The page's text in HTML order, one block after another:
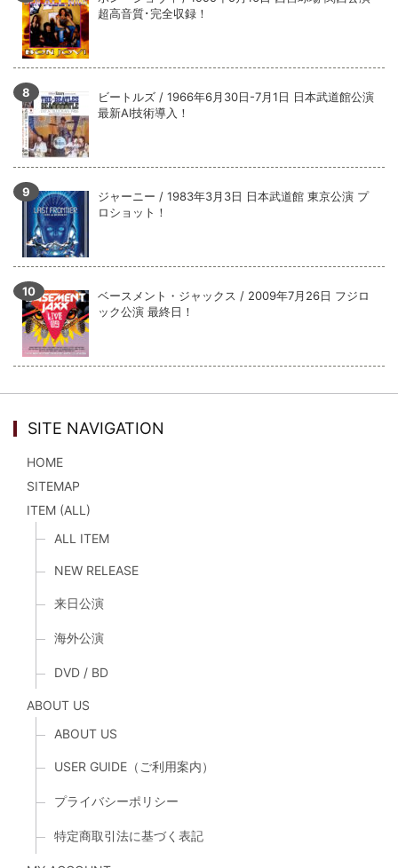
超高音質･完全収録！
ビートルズ / 1966年6月30日-7月1日 日本武道館公演
最新AI技術導入！
ジャーニー / 1983年3月3日 日本武道館 東京公演 プ
ロショット！
ベースメント・ジャックス / 2009年7月26日 フジロ
ック公演 最終日！
SITE NAVIGATION
HOME
SITEMAP
ITEM (ALL)
ALL ITEM
NEW RELEASE
来日公演
海外公演
DVD / BD
ABOUT US
ABOUT US
USER GUIDE（ご利用案内）
プライバシーポリシー
特定商取引法に基づく表記